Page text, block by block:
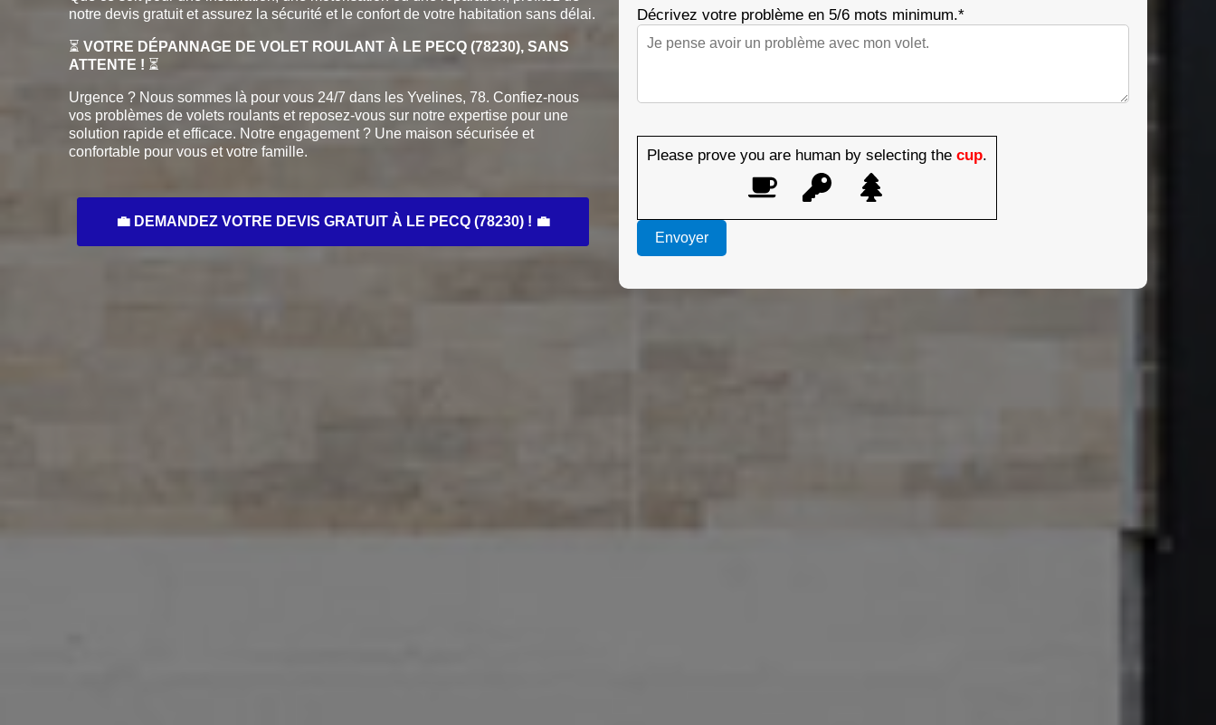
notre devis gratuit et assurez la sécurité et le confort de votre habitation sans délai.
⏳ VOTRE DÉPANNAGE DE VOLET ROULANT À LE PECQ (78230), SANS
ATTENTE ! ⏳
Urgence ? Nous sommes là pour vous 24/7 dans les Yvelines, 78. Confiez-nous
vos problèmes de volets roulants et reposez-vous sur notre expertise pour une
solution rapide et efficace. Notre engagement ? Une maison sécurisée et
confortable pour vous et votre famille.
💼 DEMANDEZ VOTRE DEVIS GRATUIT À LE PECQ (78230) ! 💼
Décrivez votre problème en 5/6 mots minimum.*
Please prove you are human by selecting the cup.